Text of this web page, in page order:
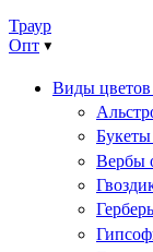
Траур
Опт
Виды
Вербы